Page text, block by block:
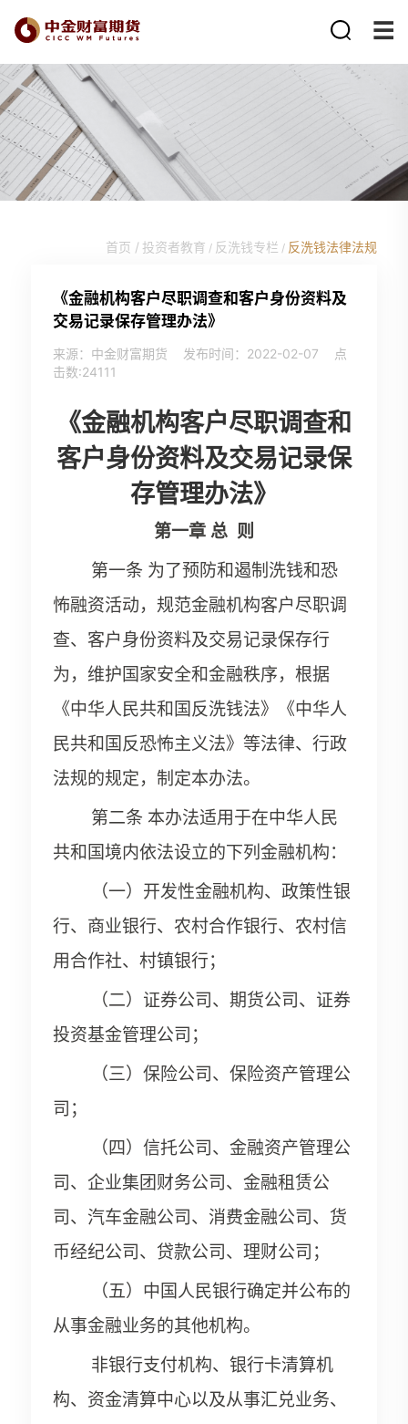
首页 / 投资者教育 / 反洗钱专栏 / 反洗钱法律法规
《金融机构客户尽职调查和客户身份资料及
交易记录保存管理办法》
来源：中金财富期货 发布时间：2022-02-07
点
击数:24111
《金融机构客户尽职调查和
客户身份资料及交易记录保
存管理办法》
第一章 总 则
第一条 为了预防和遏制洗钱和恐
怖融资活动，规范金融机构客户尽职调
查、客户身份资料及交易记录保存行
为，维护国家安全和金融秩序，根据
《中华人民共和国反洗钱法》《中华人
民共和国反恐怖主义法》等法律、行政
法规的规定，制定本办法。
第二条 本办法适用于在中华人民
共和国境内依法设立的下列金融机构：
（一）开发性金融机构、政策性银
行、商业银行、农村合作银行、农村信
用合作社、村镇银行；
（二）证券公司、期货公司、证券
投资基金管理公司；
（三）保险公司、保险资产管理公
司；
（四）信托公司、金融资产管理公
司、企业集团财务公司、金融租赁公
司、汽车金融公司、消费金融公司、货
币经纪公司、贷款公司、理财公司；
（五）中国人民银行确定并公布的
从事金融业务的其他机构。
非银行支付机构、银行卡清算机
构、资金清算中心以及从事汇兑业务、